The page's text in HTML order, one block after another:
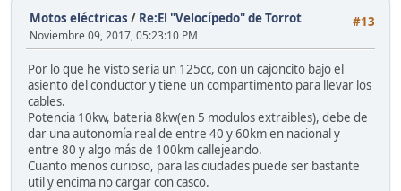
#13
Motos eléctricas / Re:El "Velocípedo" de Torrot
Noviembre 09, 2017, 05:23:10 PM
Por lo que he visto seria un 125cc, con un cajoncito bajo el
asiento del conductor y tiene un compartimento para llevar los
cables.
Potencia 10kw, bateria 8kw(en 5 modulos extraibles), debe de
dar una autonomía real de entre 40 y 60km en nacional y
entre 80 y algo más de 100km callejeando.
Cuanto menos curioso, para las ciudades puede ser bastante
util y encima no cargar con casco.